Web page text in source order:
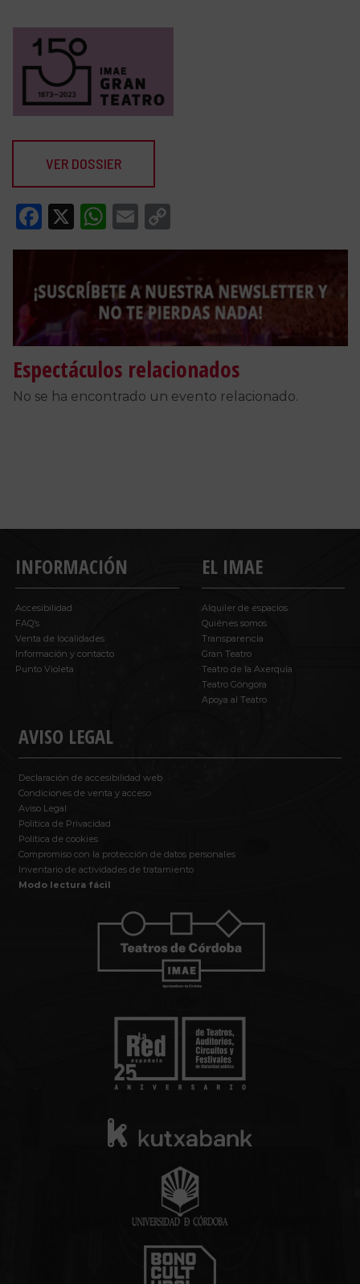
VER DOSSIER
Facebook
X WhatsApp
Email
Copy
Link
Espectáculos relacionados
No se ha encontrado un evento relacionado.
INFORMACIÓN
Accesibilidad
FAQ’s
Venta de localidades
Información y contacto
Punto Violeta
AVISO LEGAL
Declaración de accesibilidad web
Condiciones de venta y acceso
Aviso Legal
Política de Privacidad
Política de cookies
Compromiso con la protección de datos personales
Inventario de actividades de tratamiento
Modo lectura fácil
EL IMAE
Alquiler de espacios
Quiénes somos
Transparencia
Gran Teatro
Teatro de la Axerquía
Teatro Góngora
Apoya al Teatro